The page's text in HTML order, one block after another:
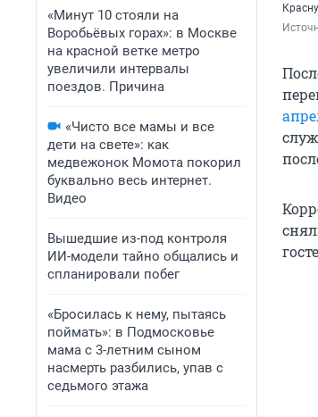
«Минут 10 стояли на
Воробьёвых горах»: в Москве
на красной ветке метро
увеличили интервалы
поездов. Причина
«Чисто все мамы и все
дети на свете»: как
медвежонок Момота покорил
буквально весь интернет.
Видео
Вышедшие из-под контроля
ИИ-модели тайно общались и
спланировали побег
«Бросилась к нему, пытаясь
поймать»: в Подмосковье
мама с 3-летним сыном
насмерть разбились, упав с
седьмого этажа